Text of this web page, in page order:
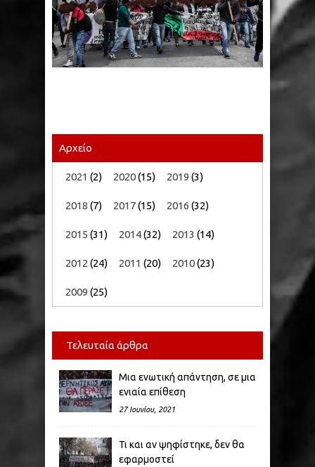
Αρχείο
2021 (2) 2020(15) 2019 (3)
2018 (7) 2017(15) 2016 (32)
2015 (31) 2014(32) 2013 (14)
2012 (24) 2011 (20) 2010(23)
2009 (25)
Τελευταία άρθρα
Μια ενωτική απάντηση, σε μια
ενιαία επίθεση
27 Ιουνίου, 2021
Τι και αν ψηφίστηκε, δεν θα
εφαρμοστεί